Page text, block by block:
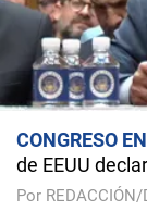
CONGRESO
de EEUU
Por